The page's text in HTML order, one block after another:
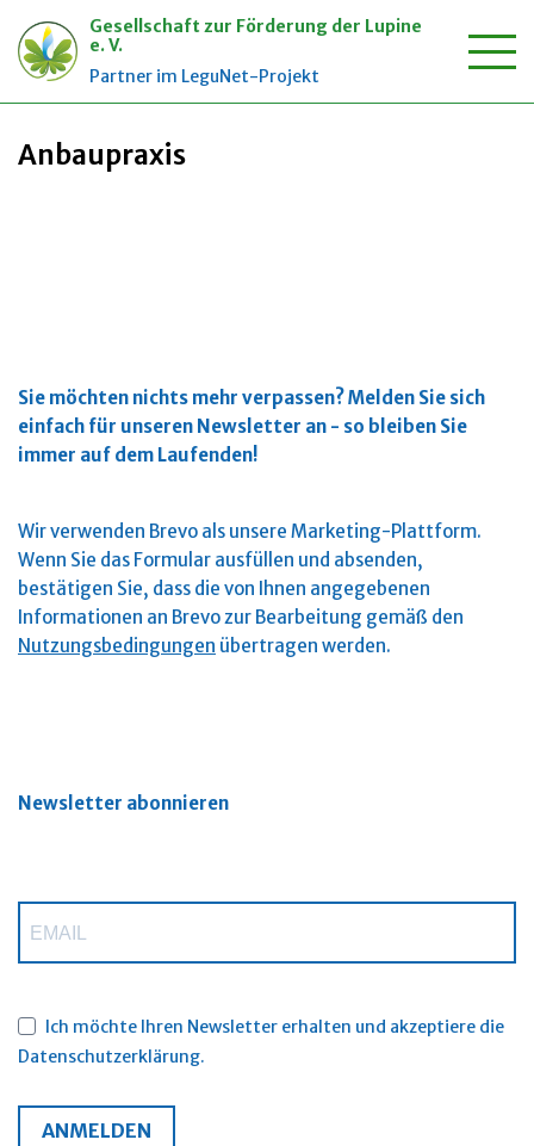
Zum
Gesellschaft zur Förderung der Lupine
e. V.
Partner im LeguNet-Projekt
Startseite»Anbaupraxis
Anbaupraxis
Sie möchten nichts mehr verpassen?Melden Sie sich
einfach für unseren Newsletter an - so bleiben Sie
immer auf dem Laufenden!
Wir verwenden Brevo als unsere Marketing-Plattform.
Wenn Sie das Formular ausfüllen und absenden,
bestätigen Sie, dass die von Ihnen angegebenen
Informationen an Brevo zur Bearbeitung gemäß den
Nutzungsbedingungen übertragen werden.
Newsletter abonnieren
Ich möchte Ihren Newsletter erhalten und akzeptiere die
Datenschutzerklärung.
ANMELDEN